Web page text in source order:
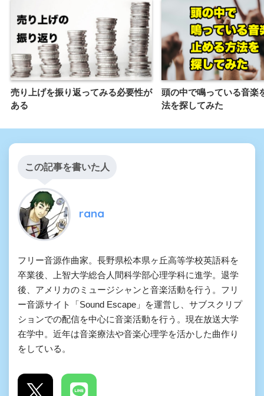
売り上げを振り返ってみる必要性が
ある
頭の中で鳴っている音楽
法を探してみた
この記事を書いた人
rana
フリー音源作曲家。長野県松本県ヶ丘高等学校英語科を
卒業後、上智大学総合人間科学部心理学科に進学。退学
後、アメリカのミュージシャンと音楽活動を行う。フリ
ー音源サイト「Sound Escape」を運営し、サブスクリプ
ションでの配信を中心に音楽活動を行う。現在放送大学
在学中。近年は音楽療法や音楽心理学を活かした曲作り
をしている。